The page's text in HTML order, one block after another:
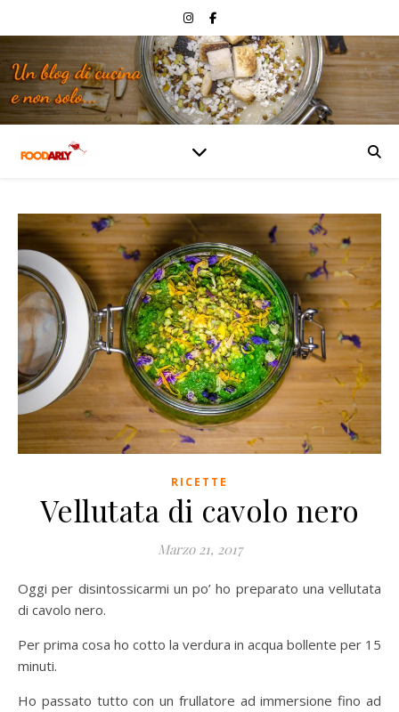
RICETTE
Vellutata di cavolo nero
Marzo 21, 2017
Oggi per disintossicarmi un po’ ho preparato una vellutata
di cavolo nero.
Per prima cosa ho cotto la verdura in acqua bollente per 15
minuti.
Ho passato tutto con un frullatore ad immersione fino ad